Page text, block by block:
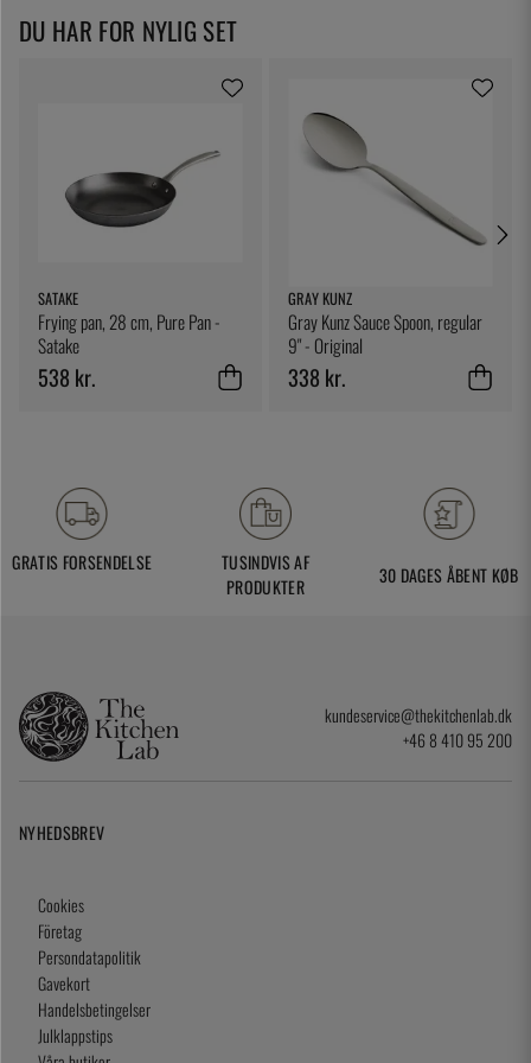
DU HAR FOR NYLIG SET
SATAKE
Frying pan, 28 cm, Pure Pan -
Satake
538 kr.
GRAY KUNZ
Gray Kunz Sauce Spoon, regular
9" - Original
338 kr.
GRATIS FORSENDELSE
TUSINDVIS AF
PRODUKTER
30 DAGES ÅBENT KØB
kundeservice@thekitchenlab.dk
+46 8 410 95 200
NYHEDSBREV
Cookies
Företag
Persondatapolitik
Gavekort
Handelsbetingelser
Julklappstips